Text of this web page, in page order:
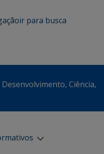
ir para busca
Ciência,